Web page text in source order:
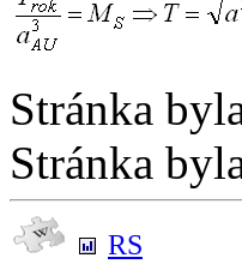
Stránka
Stránka
RS